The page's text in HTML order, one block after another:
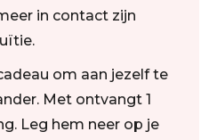
in contact zijn
om aan jezelf te
Met ontvangt 1
Leg hem neer op je